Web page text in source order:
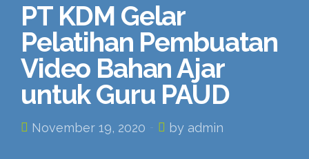
PT KDM Gelar
Pelatihan Pembuatan
Video Bahan Ajar
untuk Guru PAUD
November 19, 2020 by admin